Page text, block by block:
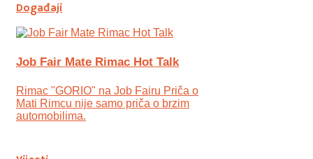
Događaji
Job Fair Mate Rimac Hot Talk
Rimac "GORIO" na Job Fairu Priča o
Mati Rimcu nije samo priča o brzim
automobilima.